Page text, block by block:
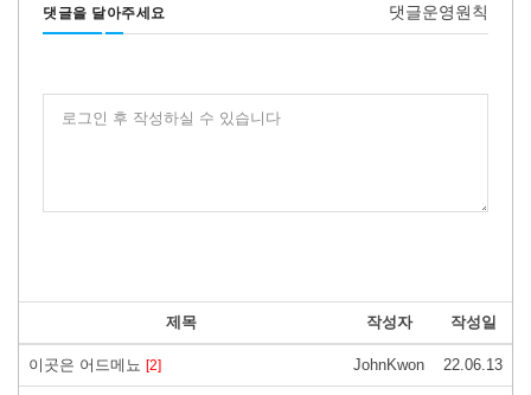
댓글을 달아주세요 댓글운영원칙
로그인 후 작성하실 수 있습니다
제목 작성자 작성일
이곳은 어드메뇨 [2] JohnKwon 22.06.13